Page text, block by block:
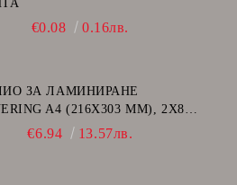
€0.08 0.16лв.
ЗА ЛАМИНИРАНЕ
A4 (216X303 MM), 2X80
100 БР.
€6.94 13.57лв.